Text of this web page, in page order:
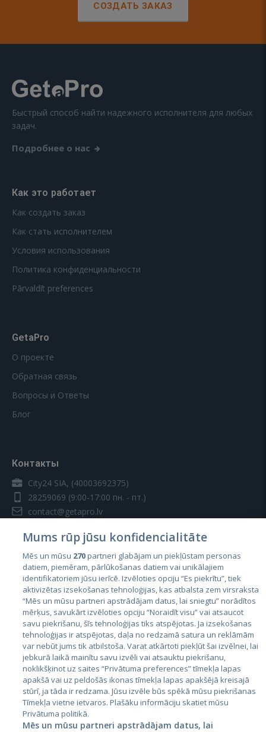
СОЗДАТЬ ЗАКАЗ
Быстрый способ найти надежного исполнителя для любых
задач.
Подробнее о нас
Как это работает
Как создать заказ
Как стать исполнителем
Условия использования
Политика конфиденциальности
Pārvaldīt preferences
GetaPro
О проекте
Обратная связь
Вопросы и Ответы
Блог
Контакты
City24 SIA, (40003692375)
28259069 (9:00-17:00 пн. - пт.)
contact@getapro.lv
Страны
Эстония
Латвия
Литва
Mums rūp jūsu konfidencialitāte
Mēs un mūsu 270partneri glabājam un piekļūstam personas
datiem, piemēram, pārlūkošanas datiem vai unikālajiem
identifikatoriem jūsu ierīcē. Izvēloties opciju “Es piekrītu”, tiek
aktivizētas izsekošanas tehnoloģijas, kas atbalsta zem virsraksta
“Mēs un mūsu partneri apstrādājam datus, lai sniegtu” norādītos
mērķus, savukārt izvēloties opciju “Noraidīt visu” vai atsaucot
savu piekrišanu, šīs tehnoloģijas tiks atspējotas. Ja izsekošanas
tehnoloģijas ir atspējotas, daļa no redzamā satura un reklāmām
var nebūt jums tik atbilstoša. Varat atkārtoti piekļūt šai izvēlnei, lai
jebkurā laikā mainītu savu izvēli vai atsauktu piekrišanu,
noklikšķinot uz saites “Privātuma preferences” tīmekļa lapas
apakšā vai uz peldošās ikonas tīmekļa lapas apakšējā kreisajā
stūrī, ja tāda ir redzama. Jūsu izvēle būs spēkā mūsu piekrišanas
Tīmekļa vietne ietvaros. Plašāku informāciju skatiet mūsu
Privātuma politikā.
Mēs un mūsu partneri apstrādājam datus, lai